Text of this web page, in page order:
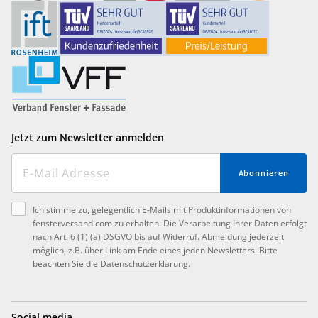
Jetzt zum Newsletter anmelden
Abonnieren
Ich stimme zu, gelegentlich E-Mails mit Produktinformationen von
fensterversand.com zu erhalten. Die Verarbeitung Ihrer Daten erfolgt
nach Art. 6 (1) (a) DSGVO bis auf Widerruf. Abmeldung jederzeit
möglich, z.B. über Link am Ende eines jeden Newsletters. Bitte
beachten Sie die Datenschutzerklärung.